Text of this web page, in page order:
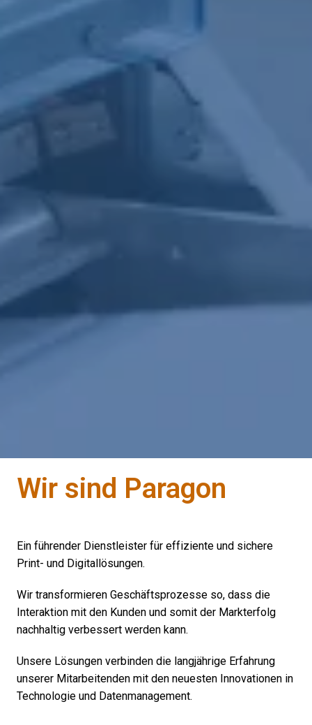
Wir sind Paragon
Ein führender Dienstleister für effiziente und sichere
Print- und Digitallösungen.
Wir transformieren Geschäftsprozesse so, dass die
Interaktion mit den Kunden und somit der Markterfolg
nachhaltig verbessert werden kann.
Unsere Lösungen verbinden die langjährige Erfahrung
unserer Mitarbeitenden mit den neuesten Innovationen in
Technologie und Datenmanagement.